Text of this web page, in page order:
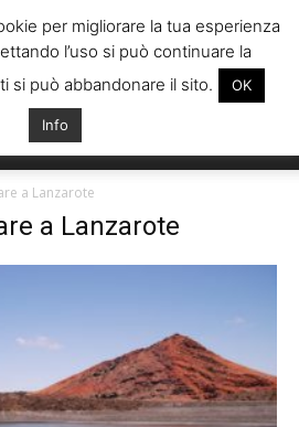
Italiani
a Lanzarote
a Lanzarote
per migliorare la tua esperienza
l’uso si può continuare la
si può abbandonare il sito.
OK
Info